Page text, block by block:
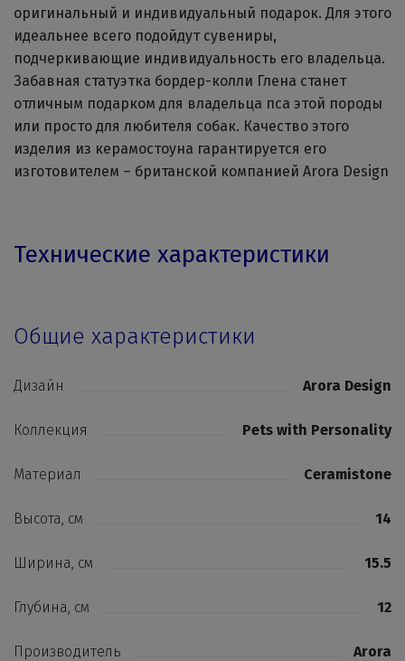
оригинальный и индивидуальный подарок. Для этого
идеальнее всего подойдут сувениры,
подчеркивающие индивидуальность его владельца.
Забавная статуэтка бордер-колли Глена станет
отличным подарком для владельца пса этой породы
или просто для любителя собак. Качество этого
изделия из керамостоуна гарантируется его
изготовителем – британской компанией Arora Design
Технические характеристики
Общие характеристики
Дизайн Arora Design
Коллекция Pets with Personality
Материал Ceramistone
Высота, см 14
Ширина, см 15.5
Глубина, см 12
Производитель Arora